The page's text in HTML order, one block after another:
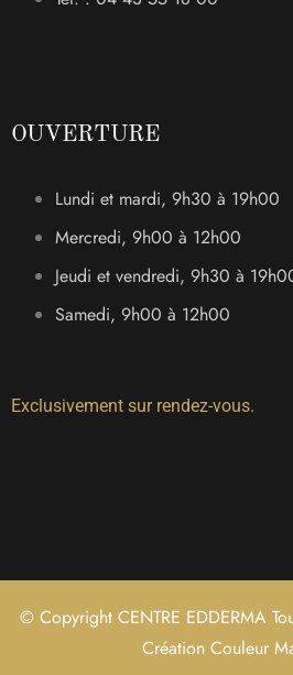
OUVERTURE
Lundi et mardi, 9h30 à 19h00
Mercredi, 9h00 à 12h00
Jeudi et vendredi, 9h30 à
Samedi, 9h00 à 12h00
Exclusivement sur rendez-vous.
© Copyright CENTRE EDDERMA
Création Couleur